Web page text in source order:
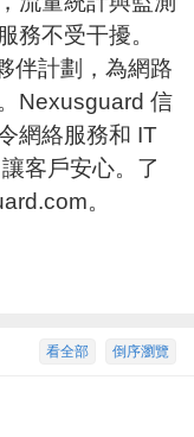
務不受干擾。
伴計劃，為網路
Nexusguard 信
網絡服務和 IT
客戶安心。了
。
倒序瀏覽
看全部